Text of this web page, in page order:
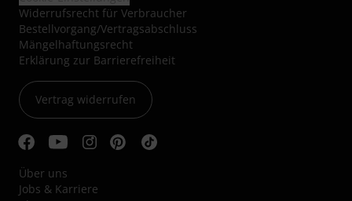
Widerrufsrecht für Verbraucher
Bestellvorgang/Vertragsabschluss
Mängelhaftungsrecht
Erklärung zur Barrierefreiheit
Vertrag widerrufen
Über uns
Jobs & Karriere